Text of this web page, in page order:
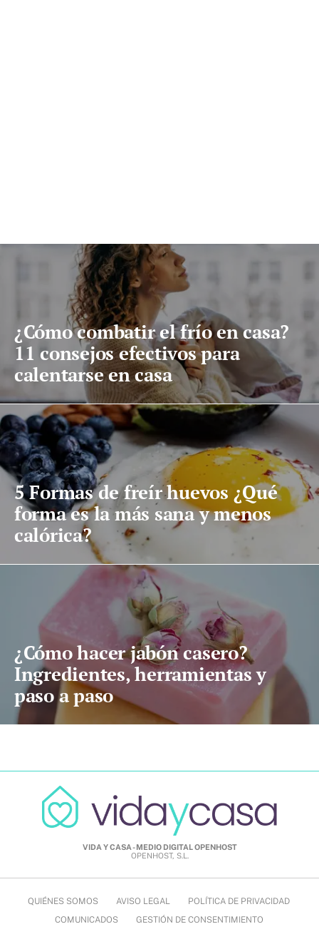
¿Cómo combatir el frío en casa?
11 consejos efectivos para
calentarse en casa
5 Formas de freír huevos ¿Qué
forma es la más sana y menos
calórica?
¿Cómo hacer jabón casero?
Ingredientes, herramientas y
paso a paso
VIDA Y CASA - MEDIO DIGITAL OPENHOST
OPENHOST, S.L.
QUIÉNES SOMOS AVISO LEGAL
POLÍTICA DE PRIVACIDAD
COMUNICADOS
GESTIÓN DE CONSENTIMIENTO